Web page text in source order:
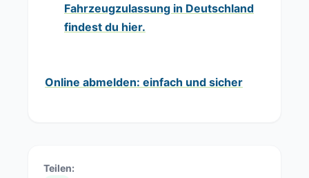
Fahrzeugzulassung in Deutschland
findest du hier.
Online abmelden: einfach und sicher
Teilen: